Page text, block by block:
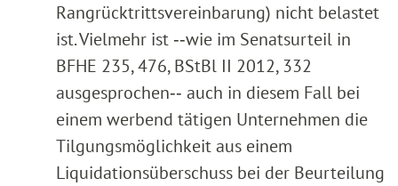
Rangrücktrittsvereinbarung) nicht belastet
ist. Vielmehr ist ‑‑wie im Senatsurteil in
BFHE 235, 476, BStBl II 2012, 332
ausgesprochen‑‑ auch in diesem Fall bei
einem werbend tätigen Unternehmen die
Tilgungsmöglichkeit aus einem
Liquidationsüberschuss bei der Beurteilung